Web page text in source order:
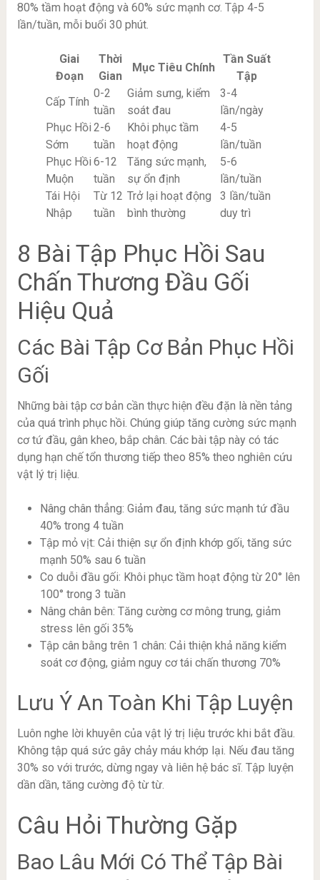
80% tầm hoạt động và 60% sức mạnh cơ. Tập 4-5
lần/tuần, mỗi buổi 30 phút.
Giai
Đoạn
Thời
Gian
Mục Tiêu Chính
Tần Suất
Tập
Cấp Tính
0-2
tuần
Giảm sưng, kiểm
soát đau
3-4
lần/ngày
Phục Hồi
Sớm
2-6
tuần
Khôi phục tầm
hoạt động
4-5
lần/tuần
Phục Hồi
Muộn
6-12
tuần
Tăng sức mạnh,
sự ổn định
5-6
lần/tuần
Tái Hội
Nhập
Từ 12
tuần
Trở lại hoạt động
bình thường
3 lần/tuần
duy trì
8 Bài Tập Phục Hồi Sau
Chấn Thương Đầu Gối
Hiệu Quả
Các Bài Tập Cơ Bản Phục Hồi
Gối
Những bài tập cơ bản cần thực hiện đều đặn là nền tảng
của quá trình phục hồi. Chúng giúp tăng cường sức mạnh
cơ tứ đầu, gân kheo, bắp chân. Các bài tập này có tác
dụng hạn chế tổn thương tiếp theo 85% theo nghiên cứu
vật lý trị liệu.
Nâng chân thẳng: Giảm đau, tăng sức mạnh tứ đầu
40% trong 4 tuần
Tập mỏ vịt: Cải thiện sự ổn định khớp gối, tăng sức
mạnh 50% sau 6 tuần
Co duỗi đầu gối: Khôi phục tầm hoạt động từ 20° lên
100° trong 3 tuần
Nâng chân bên: Tăng cường cơ mông trung, giảm
stress lên gối 35%
Tập cân bằng trên 1 chân: Cải thiện khả năng kiểm
soát cơ động, giảm nguy cơ tái chấn thương 70%
Lưu Ý An Toàn Khi Tập Luyện
Luôn nghe lời khuyên của vật lý trị liệu trước khi bắt đầu.
Không tập quá sức gây chảy máu khớp lại. Nếu đau tăng
30% so với trước, dừng ngay và liên hệ bác sĩ. Tập luyện
dần dần, tăng cường độ từ từ.
Câu Hỏi Thường Gặp
Bao Lâu Mới Có Thể Tập Bài